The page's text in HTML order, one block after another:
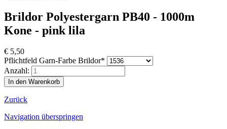
Brildor Polyestergarn PB40 - 1000m
Kone - pink lila
€ 5,50
Pflichtfeld Garn-Farbe Brildor*
Anzahl:
Zurück
Navigation überspringen